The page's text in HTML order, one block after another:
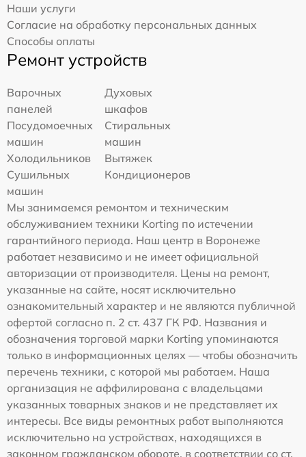
Наши услуги
Согласие на обработку персональных данных
Способы оплаты
Ремонт устройств
Варочных
панелей
Духовых
шкафов
Посудомоечных
машин
Стиральных
машин
Холодильников
Вытяжек
Сушильных
машин
Кондиционеров
Мы занимаемся ремонтом и техническим
обслуживанием техники Korting по истечении
гарантийного периода. Наш центр в Воронеже
работает независимо и не имеет официальной
авторизации от производителя. Цены на ремонт,
указанные на сайте, носят исключительно
ознакомительный характер и не являются публичной
офертой согласно п. 2 ст. 437 ГК РФ. Названия и
обозначения торговой марки Korting упоминаются
только в информационных целях — чтобы обозначить
перечень техники, с которой мы работаем. Наша
организация не аффилирована с владельцами
указанных товарных знаков и не представляет их
интересы. Все виды ремонтных работ выполняются
исключительно на устройствах, находящихся в
законном гражданском обороте, в соответствии со ст.